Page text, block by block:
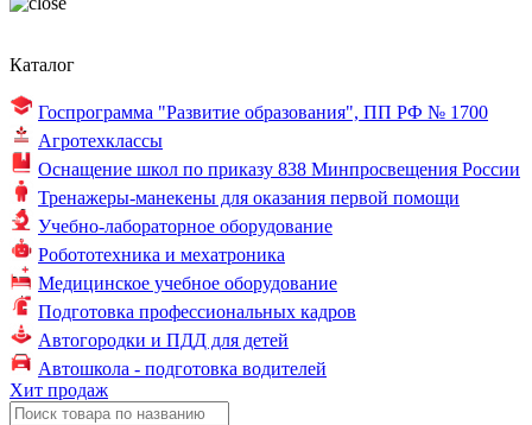
Каталог
Госпрограмма "Развитие образования", ПП РФ № 1700
Агротехклассы
Оснащение школ по приказу 838 Минпросвещения России
Тренажеры-манекены для оказания первой помощи
Учебно-лабораторное оборудование
Робототехника и мехатроника
Медицинское учебное оборудование
Подготовка профессиональных кадров
Автогородки и ПДД для детей
Автошкола - подготовка водителей
Хит продаж